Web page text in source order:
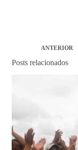
ANTERIOR
Posts relacionados